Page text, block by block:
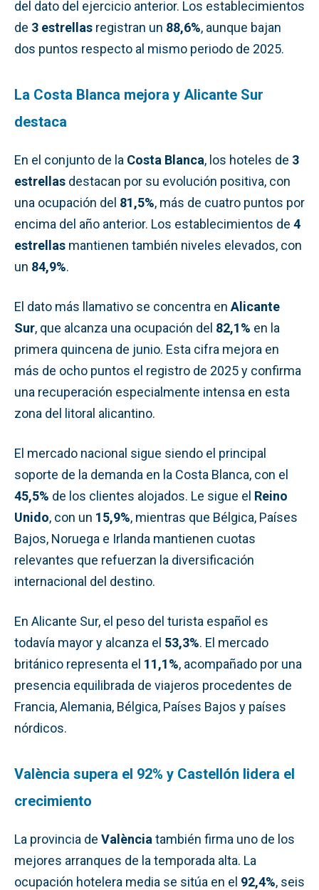
del dato del ejercicio anterior. Los establecimientos
de 3 estrellas registran un 88,6%, aunque bajan
dos puntos respecto al mismo periodo de 2025.
La Costa Blanca mejora y Alicante Sur
destaca
En el conjunto de la Costa Blanca, los hoteles de 3
estrellas destacan por su evolución positiva, con
una ocupación del 81,5%, más de cuatro puntos por
encima del año anterior. Los establecimientos de 4
estrellas mantienen también niveles elevados, con
un 84,9%.
El dato más llamativo se concentra en Alicante
Sur, que alcanza una ocupación del 82,1% en la
primera quincena de junio. Esta cifra mejora en
más de ocho puntos el registro de 2025 y confirma
una recuperación especialmente intensa en esta
zona del litoral alicantino.
El mercado nacional sigue siendo el principal
soporte de la demanda en la Costa Blanca, con el
45,5% de los clientes alojados. Le sigue el Reino
Unido, con un 15,9%, mientras que Bélgica, Países
Bajos, Noruega e Irlanda mantienen cuotas
relevantes que refuerzan la diversificación
internacional del destino.
En Alicante Sur, el peso del turista español es
todavía mayor y alcanza el 53,3%. El mercado
británico representa el 11,1%, acompañado por una
presencia equilibrada de viajeros procedentes de
Francia, Alemania, Bélgica, Países Bajos y países
nórdicos.
València supera el 92% y Castellón lidera el
crecimiento
La provincia de València también firma uno de los
mejores arranques de la temporada alta. La
ocupación hotelera media se sitúa en el 92,4%, seis